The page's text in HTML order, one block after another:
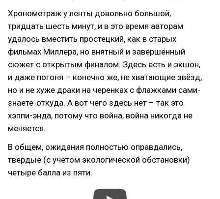
Хронометраж у ленты довольно большой,
тридцать шесть минут, и в это время авторам
удалось вместить простецкий, как в старых
фильмах Миллера, но внятный и завершённый
сюжет с открытым финалом. Здесь есть и экшон,
и даже погоня – конечно же, не хватающие звёзд,
но и не хуже драки на черенках с флажками сами-
знаете-откуда. А вот чего здесь нет – так это
хэппи-энда, потому что война, война никогда не
меняется.
В общем, ожидания полностью оправдались,
твёрдые (с учётом экологической обстановки)
четыре балла из пяти.